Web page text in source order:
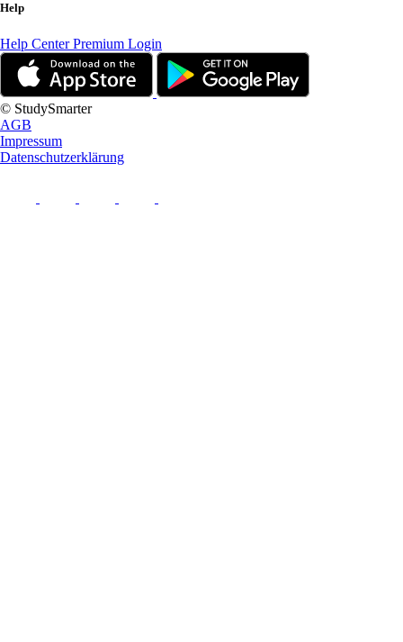
Help
Help CenterPremium Login
© StudySmarter
AGB
Impressum
Datenschutzerklärung